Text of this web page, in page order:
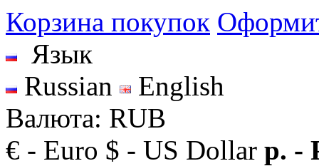
Корзина покупок
Язык
Russian
English
Валюта: RUB
€ - Euro $ - US Dollar р. -